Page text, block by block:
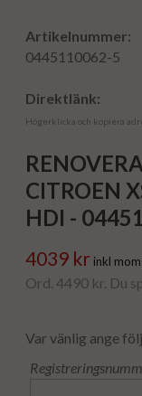
Artikelnummer:
0445110062-5
Direktlänk:
Högerklicka och kopiera
CITROEN
HDI -
4039 kr inkl
Ord. 4490 kr. Du
Var vänlig ange